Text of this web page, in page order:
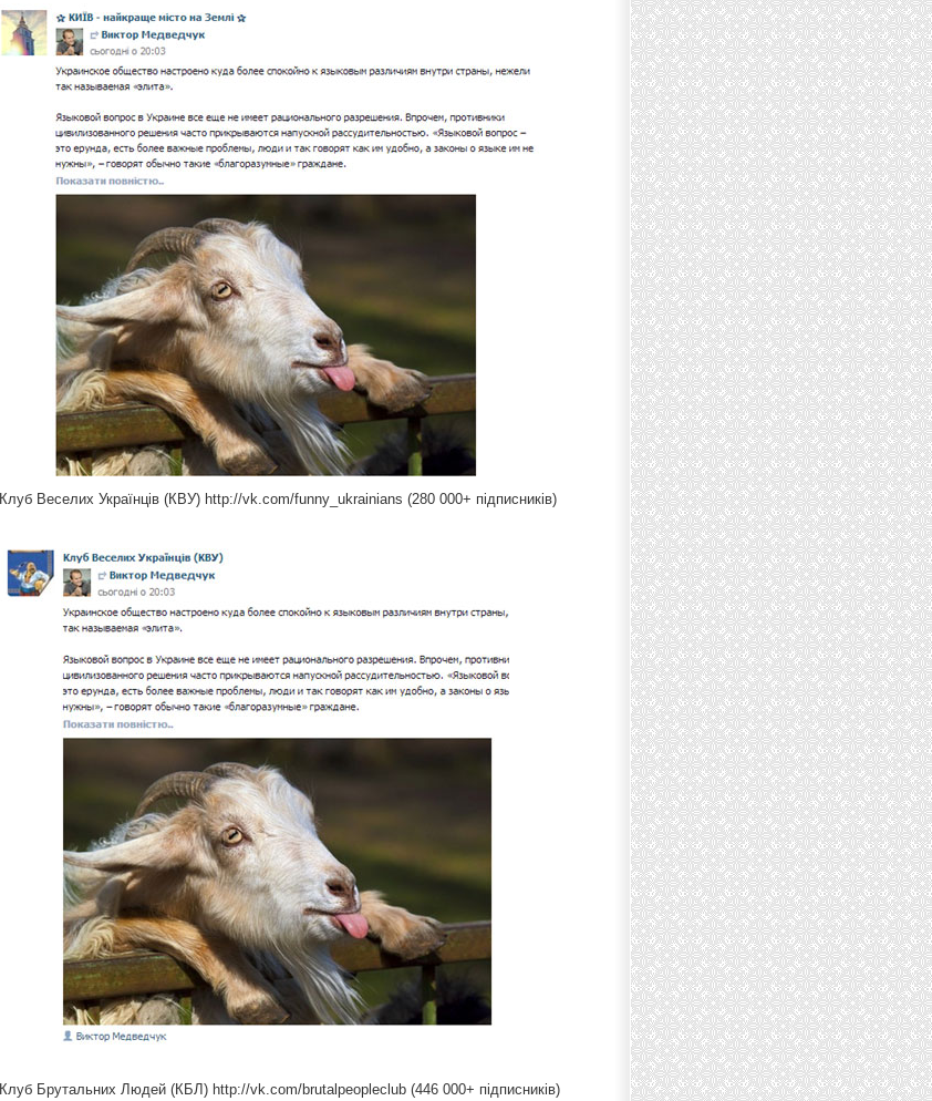
Клуб Веселих Українців (КВУ) http://vk.com/funny_ukrainians (280 000+ підписників)
Клуб Брутальних Людей (КБЛ) http://vk.com/brutalpeopleclub (446 000+ підписників)